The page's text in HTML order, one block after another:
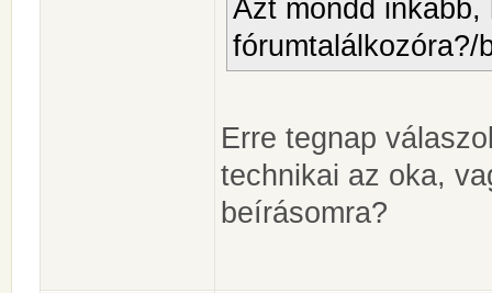
Azt mondd
Erre tegnap
technikai az oka,
beírásomra?